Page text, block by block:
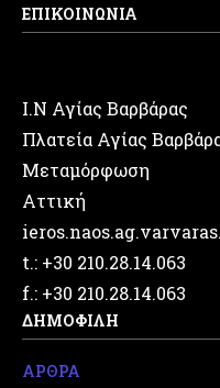
ΕΠΙΚΟΙΝΩΝΙΑ
Ι.Ν Αγίας Βαρβάρας
Πλατεία Αγίας
Μεταμόρφωση
Αττική
t.: +30 210.28.14.063
f.: +30 210.28.14.063
ΔΗΜΟΦΙΛΗ
ΑΡΘΡΑ